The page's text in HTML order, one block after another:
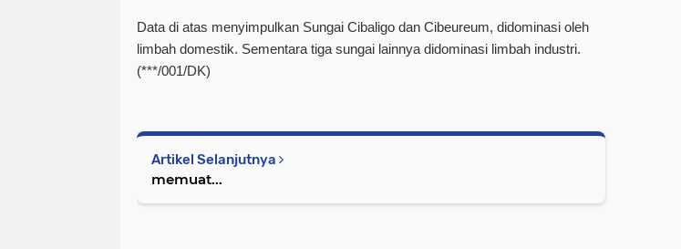
Data di atas menyimpulkan Sungai Cibaligo dan Cibeureum, didominasi oleh
limbah domestik. Sementara tiga sungai lainnya didominasi limbah industri.
(***/001/DK)
Artikel Selanjutnya
memuat...